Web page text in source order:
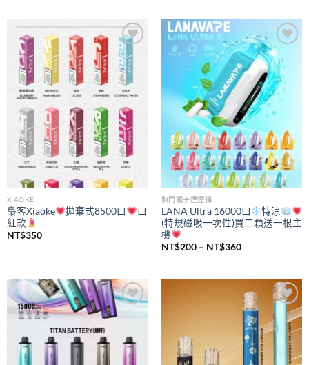
Add to
wishlist
XIAOKE
梟客Xiaoke 拋棄式8500口
口
紅款
NT$350
Add to
wishlist
熱門電子煙煙彈
LANA Ultra 16000口
特涼
(特規磁吸一次性)買二顆送一根主
機
NT$200 – NT$360價
NT$200
到
NT$360
Add to
Add to
wishlist